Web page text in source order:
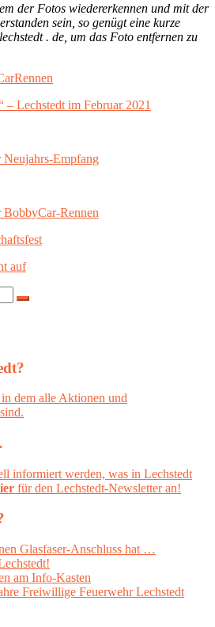
der Fotos wiedererkennen und mit der
sein, so genügt eine kurze
. de, um das Foto entfernen zu
– Lechstedt im Februar 2021
Neujahrs-Empfang
BobbyCar-Rennen
auf
dem alle Aktionen und
informiert werden, was in Lechstedt
für den Lechstedt-Newsletter an!
Glasfaser-Anschluss hat …
am Info-Kasten
Freiwillige Feuerwehr Lechstedt